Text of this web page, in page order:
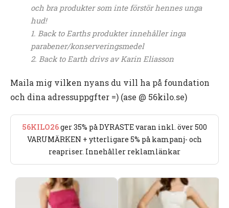
och bra produkter som inte förstör hennes unga
hud!
1. Back to Earths produkter innehåller inga
parabener/konserveringsmedel
2. Back to Earth drivs av Karin Eliasson
Maila mig vilken nyans du vill ha på foundation
och dina adressuppgfter =) (ase @ 56kilo.se)
56KILO26ger 35% på DYRASTE varan inkl. över 500
VARUMÄRKEN + ytterligare 5% på kampanj- och
reapriser. Innehåller reklamlänkar